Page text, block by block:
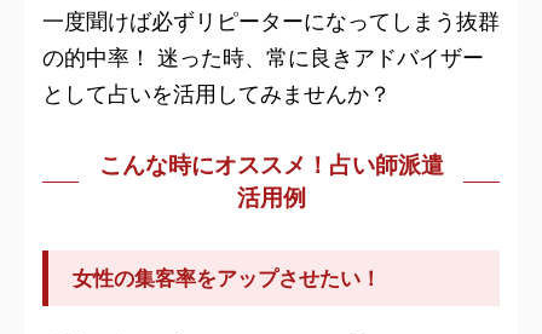
一度聞けば必ずリピーターになってしまう抜群
の的中率！ 迷った時、常に良きアドバイザー
として占いを活用してみませんか？
こんな時にオススメ！占い師派遣
活用例
女性の集客率をアップさせたい！